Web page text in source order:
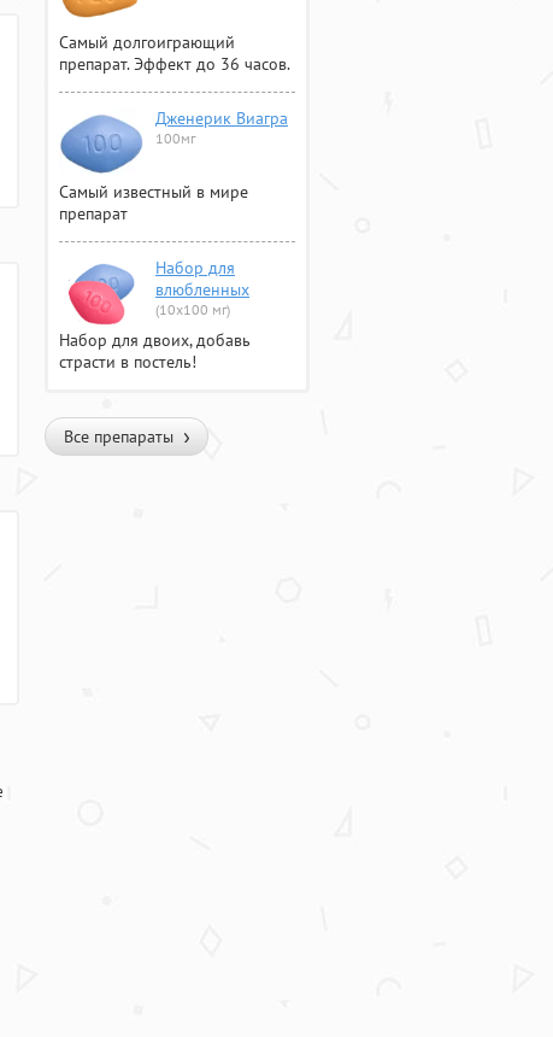
Самый долгоиграющий
препарат. Эффект до 36 часов.
Дженерик Виагра
100мг
Самый известный в мире
препарат
Набор для
влюбленных
(10х100 мг)
Набор для двоих, добавь
страсти в постель!
Все препараты